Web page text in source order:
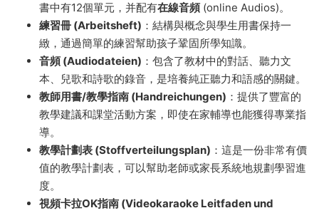
書中有12個單元，并配有在線音頻(online Audios)。
練習冊 (Arbeitsheft) ：結構與概念與學生用書保持一
緻，通過簡單的練習幫助孩子鞏固所學知識。
音頻 (Audiodateien) ：包含了教材中的對話、聽力文
本、兒歌和詩歌的錄音，是培養純正聽力和語感的關鍵。
教師用書/教學指南 (Handreichungen) ：提供了豐富的
教學建議和課堂活動方案，即使在家輔導也能獲得專業指
導。
教學計劃表 (Stoffverteilungsplan) ：這是一份非常有價
值的教學計劃表，可以幫助老師或家長系統地規劃學習進
度。
視頻卡拉OK指南 (Videokaraoke Leitfaden und